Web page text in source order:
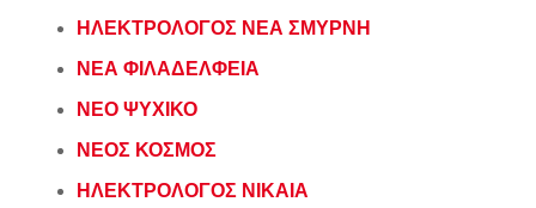
ΗΛΕΚΤΡΟΛΟΓΟΣ ΝΕΑ ΣΜΥΡΝΗ
ΝΕΑ ΦΙΛΑΔΕΛΦΕΙΑ
ΝΕΟ ΨΥΧΙΚΟ
ΝΕΟΣ ΚΟΣΜΟΣ
ΗΛΕΚΤΡΟΛΟΓΟΣ ΝΙΚΑΙΑ